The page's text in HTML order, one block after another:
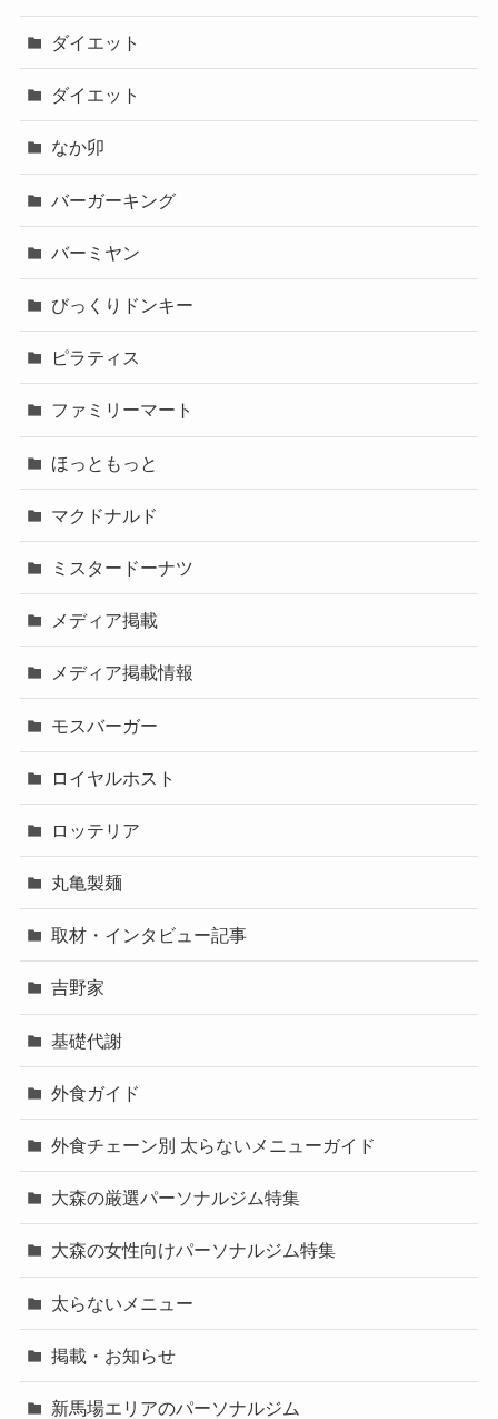
ダイエット
ダイエット
なか卯
バーガーキング
バーミヤン
びっくりドンキー
ピラティス
ファミリーマート
ほっともっと
マクドナルド
ミスタードーナツ
メディア掲載
メディア掲載情報
モスバーガー
ロイヤルホスト
ロッテリア
丸亀製麺
取材・インタビュー記事
吉野家
基礎代謝
外食ガイド
外食チェーン別 太らないメニューガイド
大森の厳選パーソナルジム特集
大森の女性向けパーソナルジム特集
太らないメニュー
掲載・お知らせ
新馬場エリアのパーソナルジム